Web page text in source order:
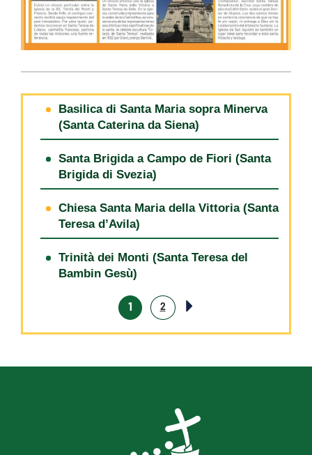
Basilica di Santa Maria sopra Minerva
(Santa Caterina da Siena)
Santa Brigida a Campo de Fiori (Santa
Brigida di Svezia)
Chiesa Santa Maria della Vittoria (Santa
Teresa d’Avila)
Trinità dei Monti (Santa Teresa del
Bambin Gesù)
1 2